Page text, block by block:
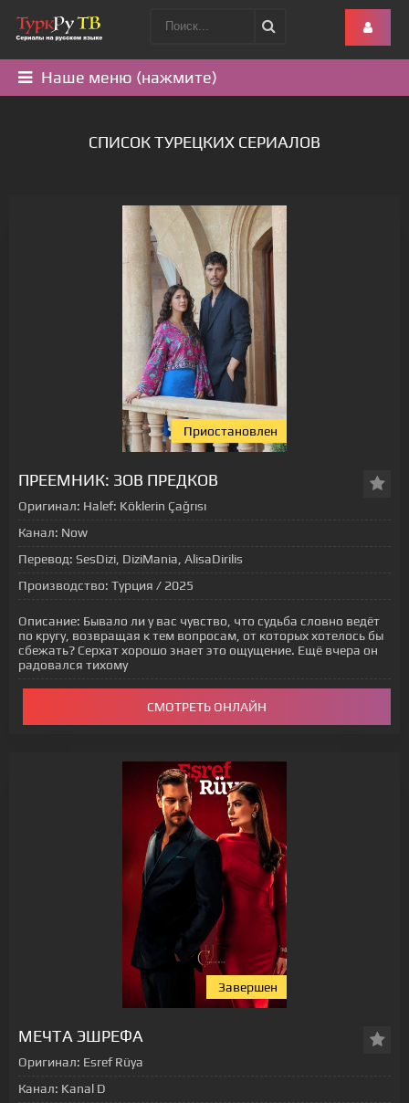
Наше меню (нажмите)
СПИСОК ТУРЕЦКИХ СЕРИАЛОВ
Приостановлен
ПРЕЕМНИК: ЗОВ ПРЕДКОВ
Оригинал: Halef: Köklerin Çağrısı
Канал: Now
Перевод: SesDizi, DiziMania, AlisaDirilis
Производство: Турция / 2025
Описание: Бывало ли у вас чувство, что судьба словно ведёт
по кругу, возвращая к тем вопросам, от которых хотелось бы
сбежать? Серхат хорошо знает это ощущение. Ещё вчера он
радовался тихому
СМОТРЕТЬ ОНЛАЙН
Завершен
МЕЧТА ЭШРЕФА
Оригинал: Esref Rüya
Канал: Kanal D